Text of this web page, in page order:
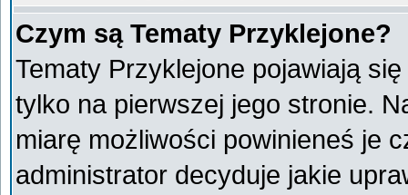
Czym są Tematy Przyklejone?
Tematy Przyklejone pojawiają
tylko na pierwszej jego stronie.
miarę możliwości powinieneś je
administrator decyduje jakie